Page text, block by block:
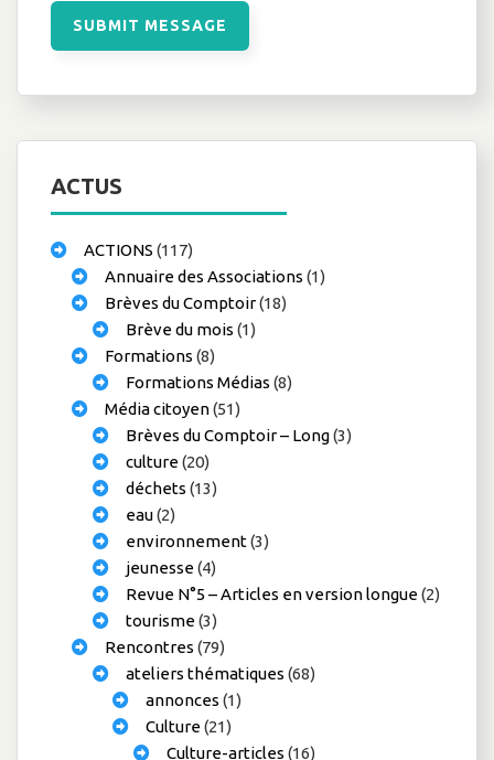
ACTUS
ACTIONS (117)
Annuaire des Associations (1)
Brèves du Comptoir(18)
Brève du mois (1)
Formations (8)
Formations Médias (8)
Média citoyen(51)
Brèves du Comptoir – Long(3)
culture(20)
déchets (13)
eau(2)
environnement(3)
jeunesse(4)
Revue N°5 – Articles en version longue(2)
tourisme(3)
Rencontres (79)
ateliers thématiques (68)
annonces (1)
Culture(21)
Culture-articles (16)